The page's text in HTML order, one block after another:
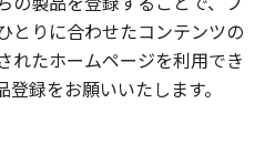
とりに合わせたコンテンツの
れたホームページを利用でき
録をお願いいたします。